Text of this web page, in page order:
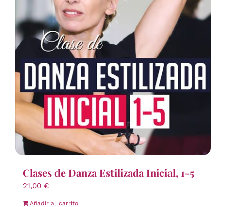
Clases de Danza Estilizada Inicial, 1-5
21,00 €
Añadir al carrito